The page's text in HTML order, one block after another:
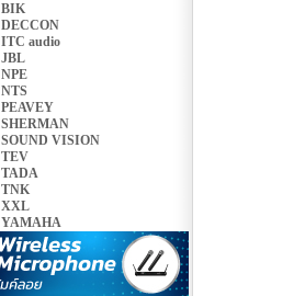
BIK
DECCON
ITC audio
JBL
NPE
NTS
PEAVEY
SHERMAN
SOUND VISION
TEV
TADA
TNK
XXL
YAMAHA